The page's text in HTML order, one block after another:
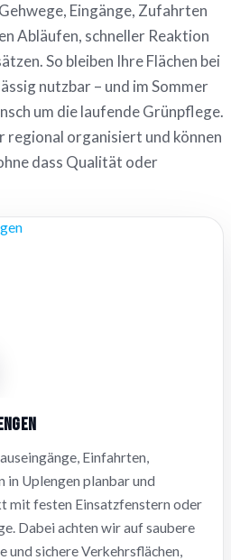
Eingänge, Zufahrten
Abläufen, schneller Reaktion
So bleiben Ihre Flächen bei
nutzbar – und im Sommer
um die laufende Grünpflege.
regional organisiert und können
dass Qualität oder
Einfahrten,
in Uplengen planbar und
mit festen Einsatzfenstern oder
Dabei achten wir auf saubere
und sichere Verkehrsflächen,